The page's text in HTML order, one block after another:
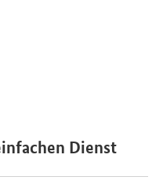
Dienst